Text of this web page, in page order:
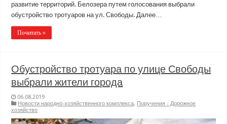
развитие территорий. Белозера путем голосования выбрали
обустройство тротуаров на ул. Свободы. Далее…
Почитать »
Обустройство тротуара по улице Свободы
выбрали жители города
06.08.2019
Новости народно-хозяйственного комплекса, Поручения - Дорожное
хозяйство